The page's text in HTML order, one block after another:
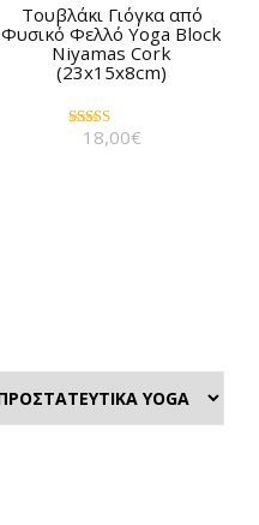
Tουβλάκι Γιόγκα από
Φυσικό Φελλό Yoga Block
Niyamas Cork
(23x15x8cm)
Βαθμολογήθηκε
18,00€